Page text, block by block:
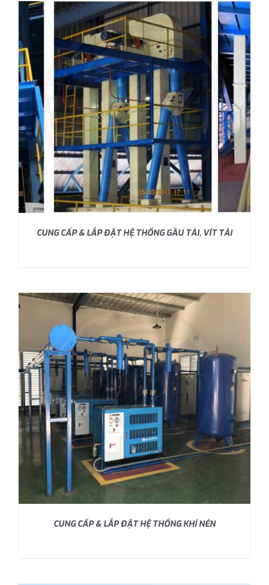
CUNG CẤP & LẮP ĐẶT HỆ THỐNG GẦU TẢI, VÍT TẢI
CUNG CẤP & LẮP ĐẶT HỆ THỐNG KHÍ NÉN